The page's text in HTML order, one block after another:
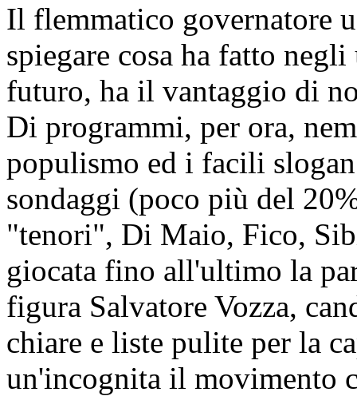
Il flemmatico governatore
spiegare cosa ha fatto
futuro, ha il vantaggio di
Di programmi, per ora,
populismo ed i facili
sondaggi (poco più del
"tenori", Di Maio, Fico,
giocata fino all'ultimo la
figura Salvatore Vozza,
chiare e liste pulite per la
un'incognita il movimento